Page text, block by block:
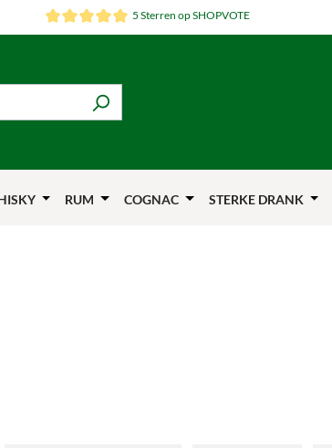
5 Sterren op SHOPVOTE
RUM COGNAC STERKE DRANK